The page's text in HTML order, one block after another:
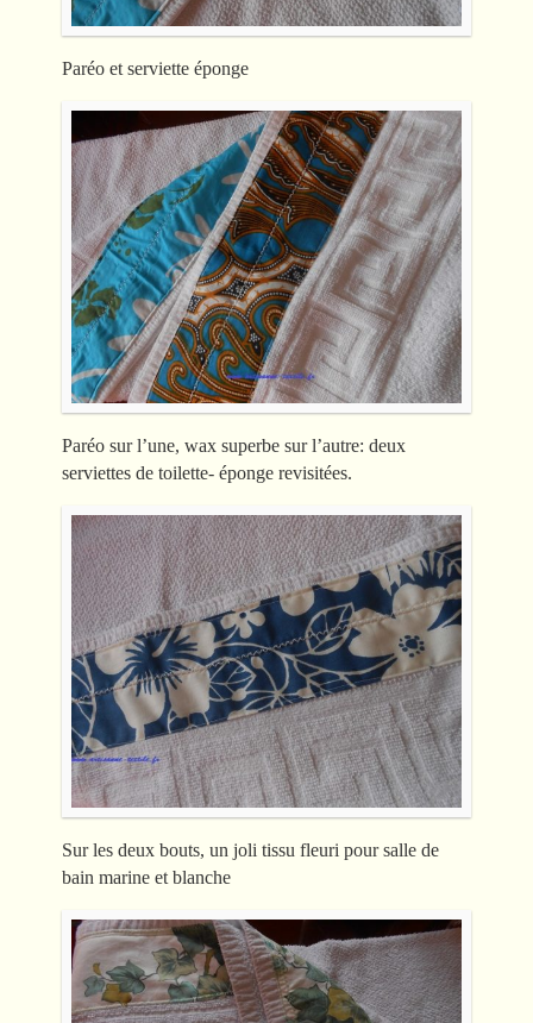
Paréo et serviette éponge
Paréo sur l’une, wax superbe sur l’autre: deux
serviettes de toilette- éponge revisitées.
Sur les deux bouts, un joli tissu fleuri pour salle de
bain marine et blanche